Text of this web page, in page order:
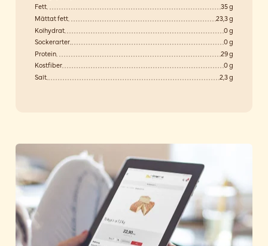
Fett
35 g
Mättat fett
23,3 g
Kolhydrat
0 g
Sockerarter
0 g
Protein
29 g
Kostfiber
0 g
Salt
2,3 g